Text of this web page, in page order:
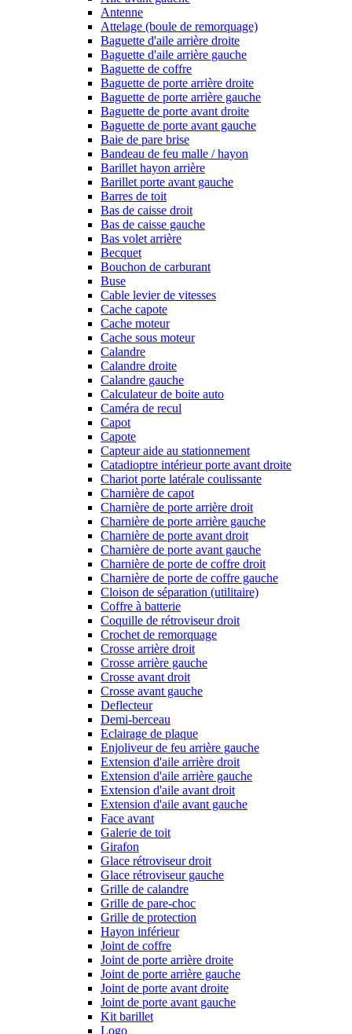
Antenne
Attelage (boule de remorquage)
Baguette d'aile arrière droite
Baguette d'aile arrière gauche
Baguette de coffre
Baguette de porte arrière droite
Baguette de porte arrière gauche
Baguette de porte avant droite
Baguette de porte avant gauche
Baie de pare brise
Bandeau de feu malle / hayon
Barillet hayon arrière
Barillet porte avant gauche
Barres de toit
Bas de caisse droit
Bas de caisse gauche
Bas volet arrière
Becquet
Bouchon de carburant
Buse
Cable levier de vitesses
Cache capote
Cache moteur
Cache sous moteur
Calandre
Calandre droite
Calandre gauche
Calculateur de boite auto
Caméra de recul
Capot
Capote
Capteur aide au stationnement
Catadioptre intérieur porte avant droite
Chariot porte latérale coulissante
Charnière de capot
Charnière de porte arrière droit
Charnière de porte arrière gauche
Charnière de porte avant droit
Charnière de porte avant gauche
Charnière de porte de coffre droit
Charnière de porte de coffre gauche
Cloison de séparation (utilitaire)
Coffre à batterie
Coquille de rétroviseur droit
Crochet de remorquage
Crosse arrière droit
Crosse arrière gauche
Crosse avant droit
Crosse avant gauche
Deflecteur
Demi-berceau
Eclairage de plaque
Enjoliveur de feu arrière gauche
Extension d'aile arrière droit
Extension d'aile arrière gauche
Extension d'aile avant droit
Extension d'aile avant gauche
Face avant
Galerie de toit
Girafon
Glace rétroviseur droit
Glace rétroviseur gauche
Grille de calandre
Grille de pare-choc
Grille de protection
Hayon inférieur
Joint de coffre
Joint de porte arrière droite
Joint de porte arrière gauche
Joint de porte avant droite
Joint de porte avant gauche
Kit barillet
Logo